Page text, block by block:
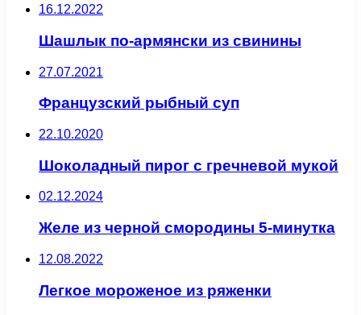
16.12.2022
Шашлык по-армянски из свинины
27.07.2021
Французский рыбный суп
22.10.2020
Шоколадный пирог с гречневой мукой
02.12.2024
Желе из черной смородины 5-минутка
12.08.2022
Легкое мороженое из ряженки